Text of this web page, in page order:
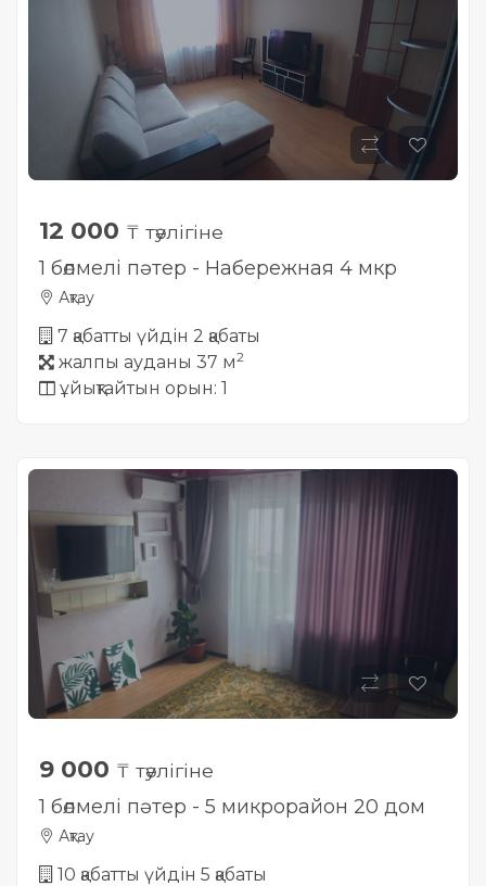
12 000 ₸ тәулігіне
1 бөлмелі пәтер - Набережная 4 мкр
Ақтау
7 қабатты үйдін 2 қабаты
жалпы ауданы 37 м2
ұйықтайтын орын: 1
9 000 ₸ тәулігіне
1 бөлмелі пәтер - 5 микрорайон 20 дом
Ақтау
10 қабатты үйдін 5 қабаты